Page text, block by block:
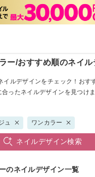
ー/おすすめ順のネイル
イルデザインをチェック！おす
合ったネイルデザインを見つけ
ュ ワンカラー
ネイルデザイン検索
のネイルデザイン一覧